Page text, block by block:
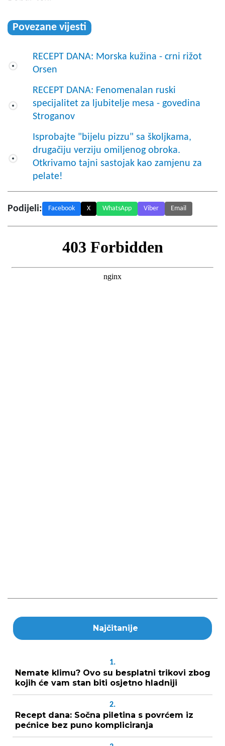
Povezane vijesti
RECEPT DANA: Morska kužina - crni rižot
Orsen
RECEPT DANA: Fenomenalan ruski
specijalitet za ljubitelje mesa - govedina
Stroganov
Isprobajte "bijelu pizzu" sa školjkama,
drugačiju verziju omiljenog obroka.
Otkrivamo tajni sastojak kao zamjenu za
pelate!
Podijeli: Facebook X WhatsApp Viber Email
Najčitanije
1.
Nemate klimu? Ovo su besplatni trikovi zbog
kojih će vam stan biti osjetno hladniji
2.
Recept dana: Sočna piletina s povrćem iz
pećnice bez puno kompliciranja